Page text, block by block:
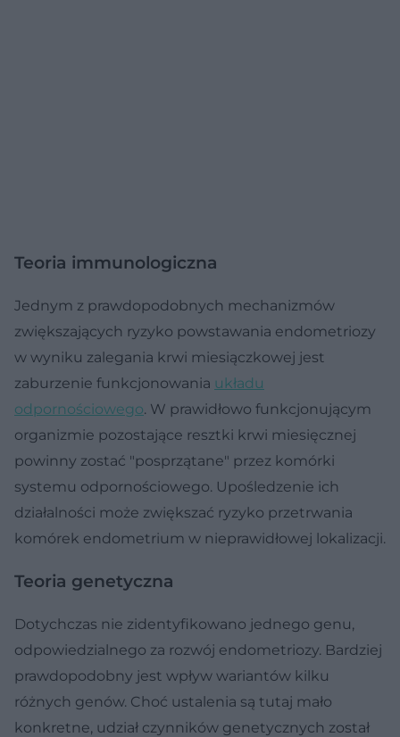
Teoria immunologiczna
Jednym z prawdopodobnych mechanizmów
zwiększających ryzyko powstawania endometriozy
w wyniku zalegania krwi miesiączkowej jest
zaburzenie funkcjonowania układu
odpornościowego. W prawidłowo funkcjonującym
organizmie pozostające resztki krwi miesięcznej
powinny zostać "posprzątane" przez komórki
systemu odpornościowego. Upośledzenie ich
działalności może zwiększać ryzyko przetrwania
komórek endometrium w nieprawidłowej lokalizacji.
Teoria genetyczna
Dotychczas nie zidentyfikowano jednego genu,
odpowiedzialnego za rozwój endometriozy. Bardziej
prawdopodobny jest wpływ wariantów kilku
różnych genów. Choć ustalenia są tutaj mało
konkretne, udział czynników genetycznych został